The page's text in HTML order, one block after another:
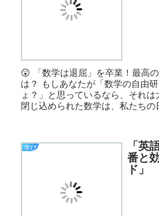
😲 「数学は退屈」を卒業！最高
は？ もしあなたが「数学の自由
ょ？」と思っているなら、それ
閉じ込められた数学は、私たちの
学び
「英
番と
ド」